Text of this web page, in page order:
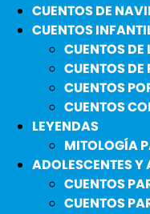
CUENTOS DE
CUENTOS
CUENTOS
CUENTOS DE
CUENTOS
CUENTOS
LEYENDAS
MITOLOGÍA
ADOLESCENTES Y
CUENTOS
CUENTOS